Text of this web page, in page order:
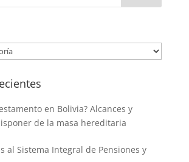
en Bolivia? Alcances y
de la masa hereditaria
al Sistema Integral de Pensiones y